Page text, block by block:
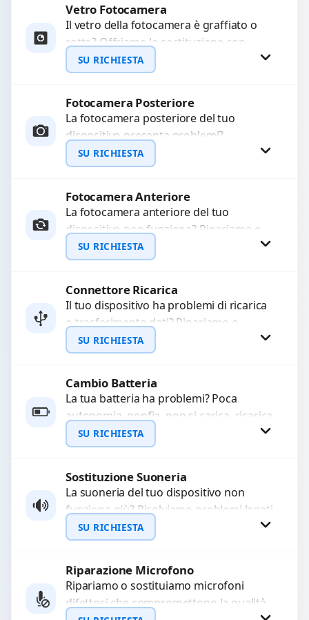
Richiedi Preventivo
WhatsApp
Vetro Fotocamera
Il vetro della fotocamera è graffiato o
rotto? Offriamo la sostituzione con
ricambi di alta qualità garantiti per 3
mesi....
SU RICHIESTA
Richiedi Preventivo
WhatsApp
Fotocamera Posteriore
La fotocamera posteriore del tuo
dispositivo presenta problemi?
Interveniamo per risolvere guasti come
immagini sfocate, messa a fuoco non
SU RICHIESTA
Richiedi Preventivo
WhatsApp
Fotocamera Anteriore
La fotocamera anteriore del tuo
dispositivo non funziona? Ripariamo o
sostituiamo fotocamere guaste con
problemi come immagini sfocate, messa
SU RICHIESTA
Richiedi Preventivo
WhatsApp
Connettore Ricarica
Il tuo dispositivo ha problemi di ricarica
o trasferimento dati? Ripariamo o
sostituiamo connettori di ricarica guasti,
rotti, allentati, danneggiati,...
SU RICHIESTA
Richiedi Preventivo
WhatsApp
Cambio Batteria
La tua batteria ha problemi? Poca
autonomia, gonfia, non si carica, ricarica
lenta o cicli di ricarica esauriti?
Sostituiamo la...
SU RICHIESTA
Richiedi Preventivo
WhatsApp
Sostituzione Suoneria
La suoneria del tuo dispositivo non
funziona più? Risolviamo problemi legati
a moduli audio difettosi con interventi
precisi e componenti...
SU RICHIESTA
Richiedi Preventivo
WhatsApp
Riparazione Microfono
Ripariamo o sostituiamo microfoni
difettosi che compromettono la qualità